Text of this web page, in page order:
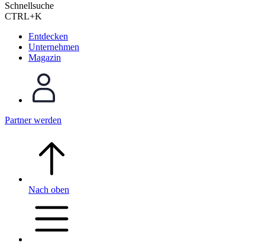
Schnellsuche
CTRL+K
Entdecken
Unternehmen
Magazin
Partner werden
Nach oben